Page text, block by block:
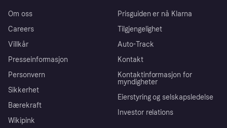
Om oss
Careers
Villkår
Presseinformasjon
Personvern
Sikkerhet
Bærekraft
Wikipink
Prisguiden er nå Klarna
Tilgjengelighet
Auto-Track
Kontakt
Kontaktinformasjon for
myndigheter
Eierstyring og selskapsledelse
Investor relations